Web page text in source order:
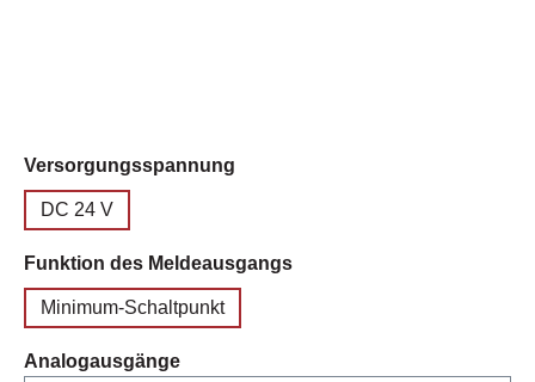
Versorgungsspannung
DC 24 V
Funktion des Meldeausgangsauswählen
Minimum-Schaltpunkt
Analogausgängeauswählen